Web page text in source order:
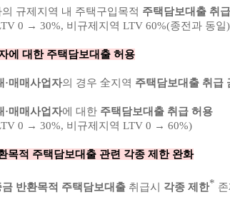
규제지역 내 주택구입목적 주택담보대출 취
→ 30%, 비규제지역 LTV 60%(종전과 동일
에 대한 주택담보대출 허용
·매매사업자의 경우 全지역 주택담보대출 취급
·매매사업자에 대한 주택담보대출 취급 허용
→ 30%, 비규제지역 LTV 0 → 60%)
목적 주택담보대출 관련 각종 제한 완화
반환목적 주택담보대출취급시 각종 제한* 존